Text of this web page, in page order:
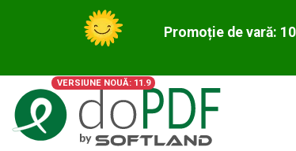
Promoție de vară:
VERSIUNE NOUĂ: 11.9